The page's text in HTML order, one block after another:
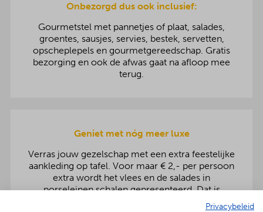
Onbezorgd dus ook inclusief:
Gourmetstel met pannetjes of plaat, salades,
groentes, sausjes, servies, bestek, servetten,
opscheplepels en gourmetgereedschap. Gratis
bezorging en ook de afwas gaat na afloop mee
terug.
Geniet met nóg meer luxe
Verras jouw gezelschap met een extra feestelijke
aankleding op tafel. Voor maar € 2,- per persoon
extra wordt het vlees en de salades in
porseleinen schalen gepresenteerd. Dat is
Privacybeleid